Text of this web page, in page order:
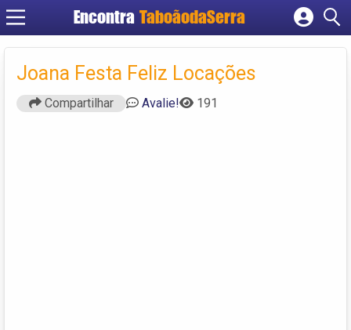
Encontra TaboãodaSerra
Cadastrar empresa
Criar conta
Joana Festa Feliz Locações
Compartilhar Avalie! 191